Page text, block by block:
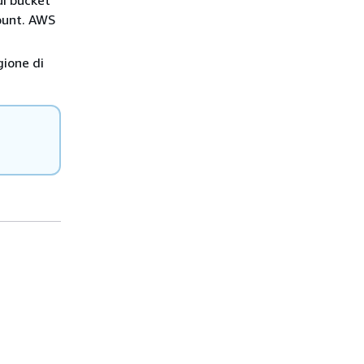
AWS
di